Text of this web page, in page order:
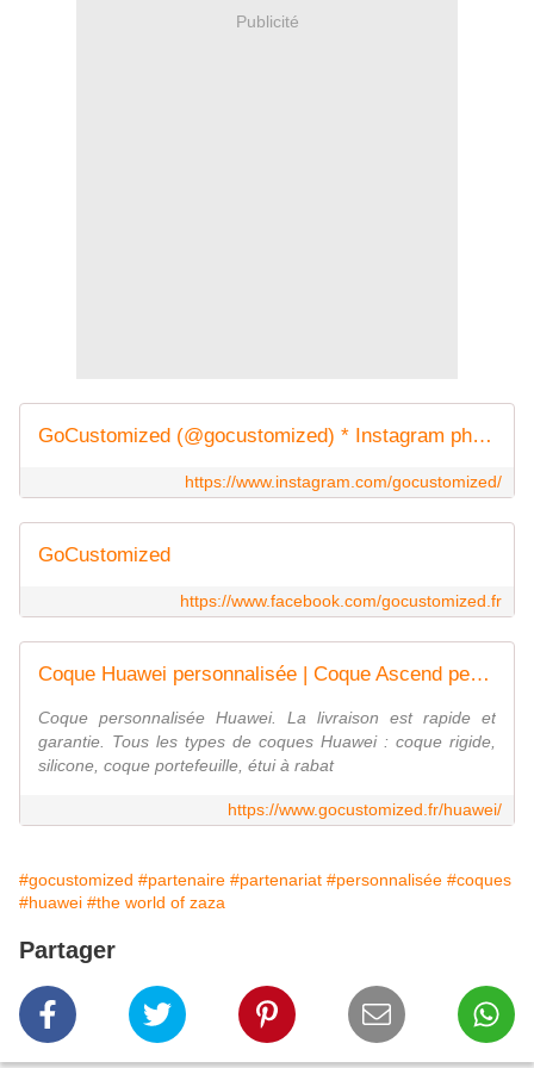
Publicité
GoCustomized (@gocustomized) * Instagram photos and videos
https://www.instagram.com/gocustomized/
GoCustomized
https://www.facebook.com/gocustomized.fr
Coque Huawei personnalisée | Coque Ascend personnalisée
Coque personnalisée Huawei. La livraison est rapide et
garantie. Tous les types de coques Huawei : coque rigide,
silicone, coque portefeuille, étui à rabat
https://www.gocustomized.fr/huawei/
#gocustomized #partenaire #partenariat #personnalisée #coques
#huawei #the world of zaza
Partager